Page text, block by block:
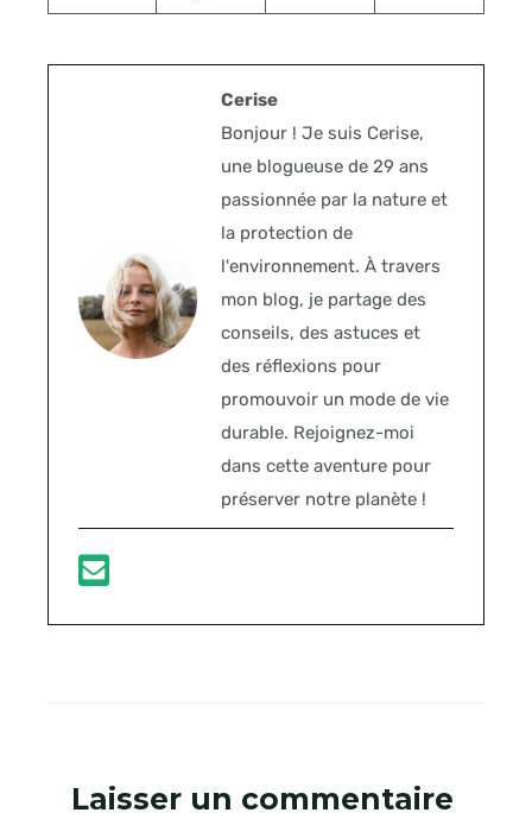
Cerise
Bonjour ! Je suis Cerise,
une blogueuse de 29 ans
passionnée par la nature et
la protection de
l'environnement. À travers
mon blog, je partage des
conseils, des astuces et
des réflexions pour
promouvoir un mode de vie
durable. Rejoignez-moi
dans cette aventure pour
préserver notre planète !
Laisser un commentaire